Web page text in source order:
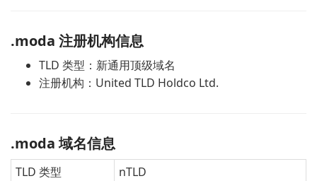
.moda 注册机构信息
TLD 类型：新通用顶级域名
注册机构：United TLD Holdco Ltd.
.moda 域名信息
TLD 类型
nTLD